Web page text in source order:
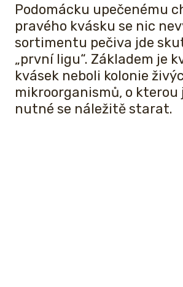
Podomácku upečenému
pravého kvásku se nic
sortimentu pečiva jde
„první ligu“. Základem je
kvásek neboli kolonie
mikroorganismů, o kterou
nutné se náležitě starat.